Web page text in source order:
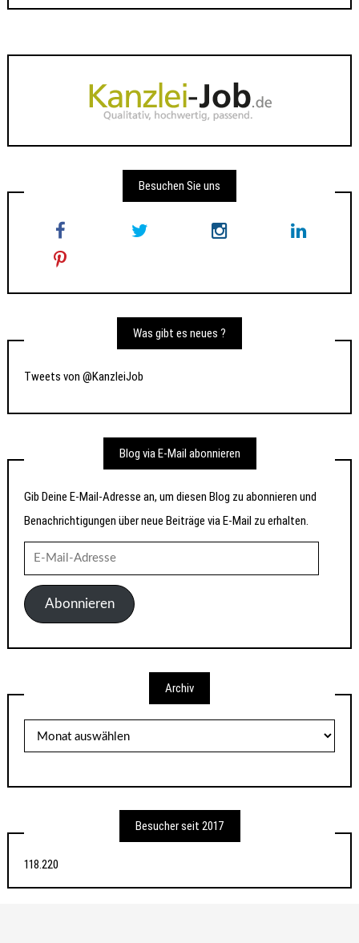
Besuchen Sie uns
Was gibt es neues ?
Tweets von @KanzleiJob
Blog via E-Mail abonnieren
Gib Deine E-Mail-Adresse an, um diesen Blog zu abonnieren und
Benachrichtigungen über neue Beiträge via E-Mail zu erhalten.
Mail-
AdresseAbonnieren
Archiv
Besucher seit 2017
118.220